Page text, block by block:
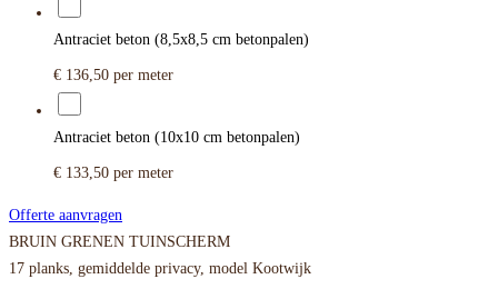
Antraciet beton (8,5x8,5 cm betonpalen)
€ 136,50 per meter
Antraciet beton (10x10 cm betonpalen)
€ 133,50 per meter
Offerte aanvragen
BRUIN GRENEN TUINSCHERM
17 planks, gemiddelde privacy, model Kootwijk